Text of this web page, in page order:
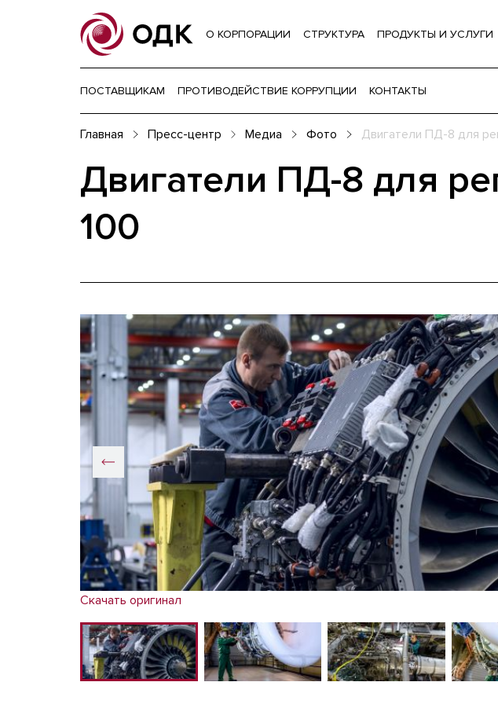
О КОРПОРАЦИИ СТРУКТУРА ПРОДУКТЫ И УСЛУГИ
ПОСТАВЩИКАМ ПРОТИВОДЕЙСТВИЕ КОРРУПЦИИ КОНТАКТЫ
Главная Пресс-центр Медиа Фото Двигатели ПД-8 для
Двигатели ПД-8 для
100
Cкачать оригинал